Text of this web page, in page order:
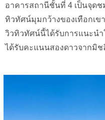
อาคารสถานีชั้นที่ 4 เป็นจุด
ทิวทัศน์มุมกว้างของเทือกเข
วิวทิวทัศน์นี้ได้รับการแนะน
ได้รับคะแนนสองดาวจากมิ